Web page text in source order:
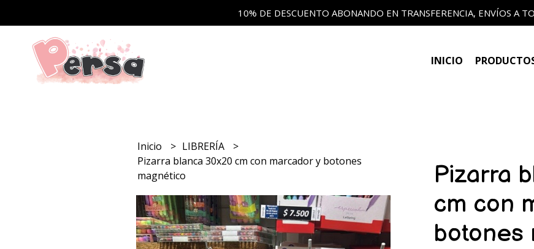
10% DE DESCUENTO ABONANDO EN TRANSFERENCIA, ENVÍOS A
INICIO
Inicio
LIBRERÍA
Pizarra blanca 30x20 cm con marcador y botones
magnético
Pizarra
cm con
botones